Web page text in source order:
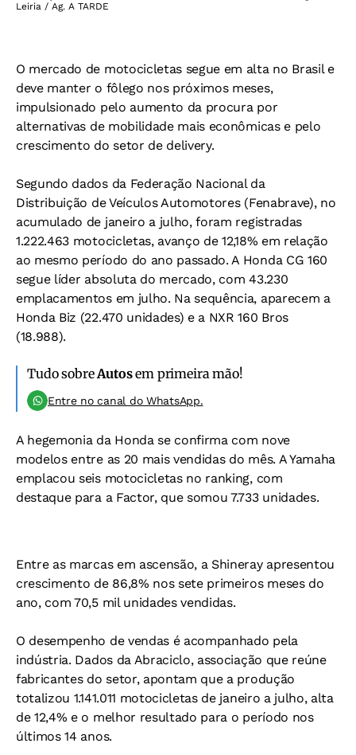
Leiria / Ag. A TARDE
O mercado de motocicletas segue em alta no Brasil e
deve manter o fôlego nos próximos meses,
impulsionado pelo aumento da procura por
alternativas de mobilidade mais econômicas e pelo
crescimento do setor de delivery.
Segundo dados da Federação Nacional da
Distribuição de Veículos Automotores (Fenabrave), no
acumulado de janeiro a julho, foram registradas
1.222.463 motocicletas, avanço de 12,18% em relação
ao mesmo período do ano passado. A Honda CG 160
segue líder absoluta do mercado, com 43.230
emplacamentos em julho. Na sequência, aparecem a
Honda Biz (22.470 unidades) e a NXR 160 Bros
(18.988).
Tudo sobreAutosem primeira mão!
Entre no canal do WhatsApp.
A hegemonia da Honda se confirma com nove
modelos entre as 20 mais vendidas do mês. A Yamaha
emplacou seis motocicletas no ranking, com
destaque para a Factor, que somou 7.733 unidades.
Entre as marcas em ascensão, a Shineray apresentou
crescimento de 86,8% nos sete primeiros meses do
ano, com 70,5 mil unidades vendidas.
O desempenho de vendas é acompanhado pela
indústria. Dados da Abraciclo, associação que reúne
fabricantes do setor, apontam que a produção
totalizou 1.141.011 motocicletas de janeiro a julho, alta
de 12,4% e o melhor resultado para o período nos
últimos 14 anos.